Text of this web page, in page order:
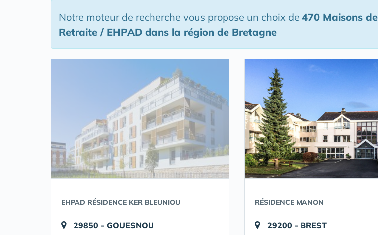
Notre moteur de recherche vous propose un choix de 470 Maisons de
Retraite / EHPAD dans la région de Bretagne
EHPAD RÉSIDENCE KER BLEUNIOU
29850 - GOUESNOU
RÉSIDENCE MANON
29200 - BREST